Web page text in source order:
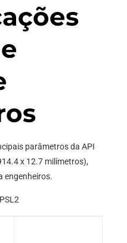
parâmetros da API
x 12.7 milímetros),
engenheiros.